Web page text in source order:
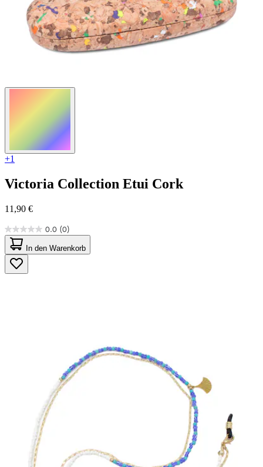
+1
Victoria Collection Etui Cork
11,90 €
0.0 (0)
0.0
von
5
Sternen.
In den Warenkorb